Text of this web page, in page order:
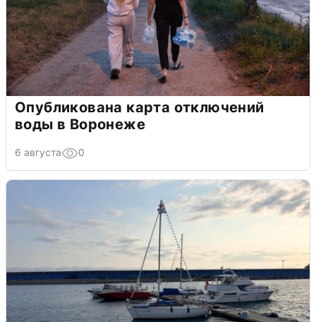
Опубликована карта отключений
воды в Воронеже
6 августа 0